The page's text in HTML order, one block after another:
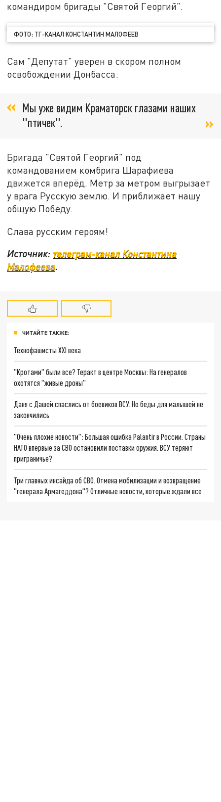
командиром бригады "Святой Георгий".
ФОТО: ТГ-КАНАЛ КОНСТАНТИН МАЛОФЕЕВ
Сам "Депутат" уверен в скором полном
освобождении Донбасса:
Мы уже видим Краматорск глазами наших
"птичек".
Бригада "Святой Георгий" под
командованием комбрига Шарафиева
движется вперёд. Метр за метром выгрызает
у врага Русскую землю. И приближает нашу
общую Победу.
Слава русским героям!
Источник: телеграм-канал Константина
Малофеева.
ЧИТАЙТЕ ТАКЖЕ:
Технофашисты XXI века
"Кротами" были все? Теракт в центре Москвы: На генералов
охотятся "живые дроны"
Даня с Дашей спаслись от боевиков ВСУ. Но беды для малышей не
закончились
"Очень плохие новости": Большая ошибка Palantir в России. Страны
НАТО впервые за СВО остановили поставки оружия. ВСУ теряют
приграничье?
Три главных инсайда об СВО. Отмена мобилизации и возвращение
"генерала Армагеддона"? Отличные новости, которые ждали все